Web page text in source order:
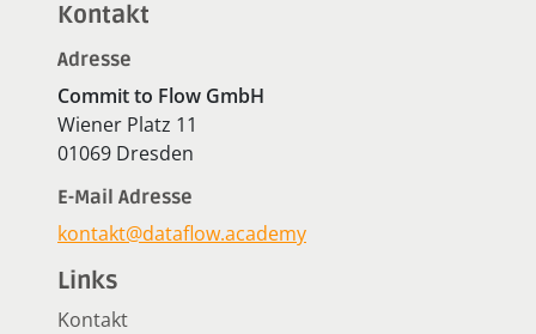
Kontakt
Adresse
Commit to Flow GmbH
Wiener Platz 11
01069 Dresden
E-Mail Adresse
kontakt@dataflow.academy
Links
Kontakt